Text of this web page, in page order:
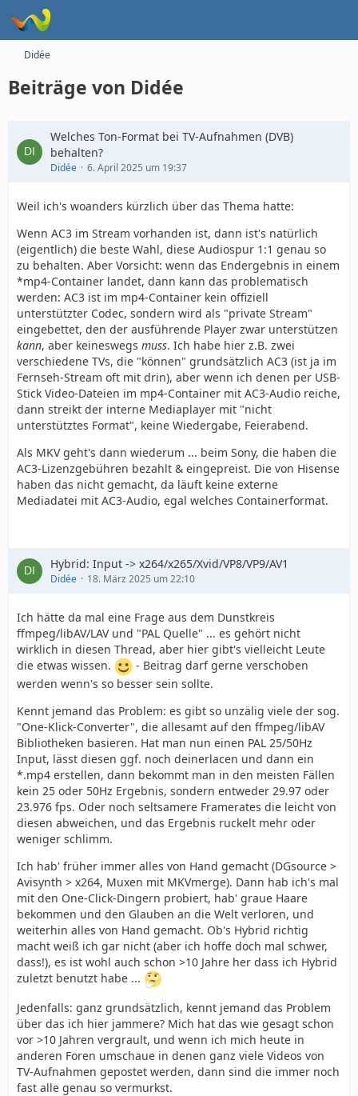
Didée
Beiträge von Didée
Welches Ton-Format bei TV-Aufnahmen (DVB)
behalten?
Didée 6. April 2025 um 19:37
Weil ich's woanders kürzlich über das Thema hatte:
Wenn AC3 im Stream vorhanden ist, dann ist's natürlich
(eigentlich) die beste Wahl, diese Audiospur 1:1 genau so
zu behalten. Aber Vorsicht: wenn das Endergebnis in einem
*mp4-Container landet, dann kann das problematisch
werden: AC3 ist im mp4-Container kein offiziell
unterstützter Codec, sondern wird als "private Stream"
eingebettet, den der ausführende Player zwar unterstützen
kann, aber keineswegs muss. Ich habe hier z.B. zwei
verschiedene TVs, die "können" grundsätzlich AC3 (ist ja im
Fernseh-Stream oft mit drin), aber wenn ich denen per USB-
Stick Video-Dateien im mp4-Container mit AC3-Audio reiche,
dann streikt der interne Mediaplayer mit "nicht
unterstütztes Format", keine Wiedergabe, Feierabend.
Als MKV geht's dann wiederum ... beim Sony, die haben die
AC3-Lizenzgebühren bezahlt & eingepreist. Die von Hisense
haben das nicht gemacht, da läuft keine externe
Mediadatei mit AC3-Audio, egal welches Containerformat.
Hybrid: Input -> x264/x265/Xvid/VP8/VP9/AV1
Didée 18. März 2025 um 22:10
Ich hätte da mal eine Frage aus dem Dunstkreis
ffmpeg/libAV/LAV und "PAL Quelle" ... es gehört nicht
wirklich in diesen Thread, aber hier gibt's vielleicht Leute
die etwas wissen.
- Beitrag darf gerne verschoben
werden wenn's so besser sein sollte.
Kennt jemand das Problem: es gibt so unzälig viele der sog.
"One-Klick-Converter", die allesamt auf den ffmpeg/libAV
Bibliotheken basieren. Hat man nun einen PAL 25/50Hz
Input, lässt diesen ggf. noch deinerlacen und dann ein
*.mp4 erstellen, dann bekommt man in den meisten Fällen
kein 25 oder 50Hz Ergebnis, sondern entweder 29.97 oder
23.976 fps. Oder noch seltsamere Framerates die leicht von
diesen abweichen, und das Ergebnis ruckelt mehr oder
weniger schlimm.
Ich hab' früher immer alles von Hand gemacht (DGsource >
Avisynth > x264, Muxen mit MKVmerge). Dann hab ich's mal
mit den One-Click-Dingern probiert, hab' graue Haare
bekommen und den Glauben an die Welt verloren, und
weiterhin alles von Hand gemacht. Ob's Hybrid richtig
macht weiß ich gar nicht (aber ich hoffe doch mal schwer,
dass!), es ist wohl auch schon >10 Jahre her dass ich Hybrid
zuletzt benutzt habe ...
Jedenfalls: ganz grundsätzlich, kennt jemand das Problem
über das ich hier jammere? Mich hat das wie gesagt schon
vor >10 Jahren vergrault, und wenn ich mich heute in
anderen Foren umschaue in denen ganz viele Videos von
TV-Aufnahmen gepostet werden, dann sind die immer noch
fast alle genau so vermurkst.